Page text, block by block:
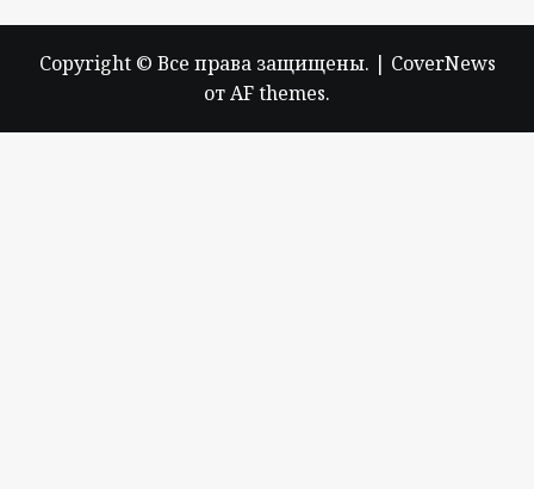
Copyright © Все права защищены. | CoverNews
от AF themes.